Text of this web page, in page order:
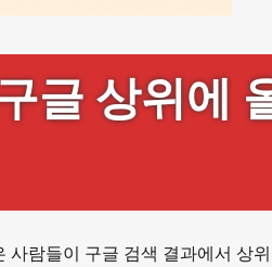
글 상위에
람들이 구글 검색 결과에서 상